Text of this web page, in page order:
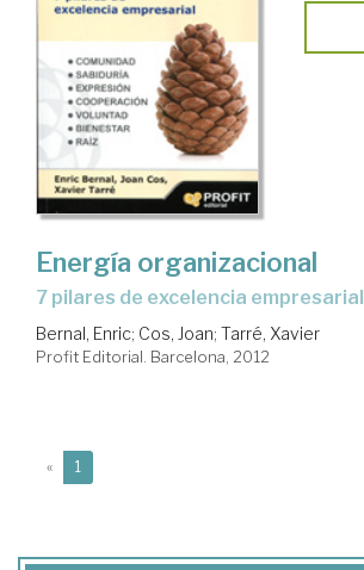
Energía organizacional
7 pilares de excelencia empresarial
Bernal, Enric; Cos, Joan; Tarré, Xavier
Profit Editorial. Barcelona, 2012
« 1